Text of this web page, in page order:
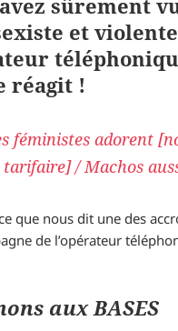
et
réagit !
féministes adorent
/ Machos
ce que nous dit une des
de l’opérateur
aux BASES